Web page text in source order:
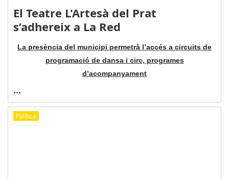
El Teatre L'Artesà del Prat
s’adhereix a La Red
La presència del municipi permetrà l’accés a circuits de
programació de dansa i circ, programes
d’acompanyament
...
Política